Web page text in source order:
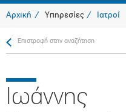
Αρχική Υπηρεσίες Ιατροί
Επιστροφή στην αναζήτηση
Ιωάννης